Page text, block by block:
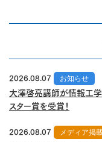
2026.08.07
お知らせ
大澤啓亮講師が情報工学
スター賞を受賞！
2026.08.07
メディア掲